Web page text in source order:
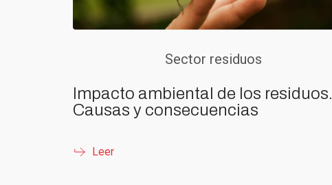
Sector residuos
Impacto ambiental de los residuos.
Causas y consecuencias
Leer